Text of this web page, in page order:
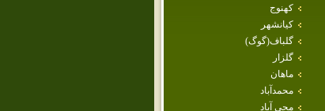
كهنوج
كيانشهر
گلباف(گوگ)
گلزار
ماهان
محمدآباد
محي آباد